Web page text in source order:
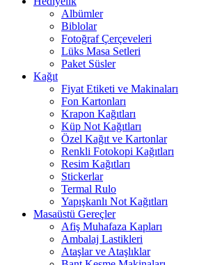
Albümler
Biblolar
Fotoğraf Çerçeveleri
Lüks Masa Setleri
Paket Süsler
Kağıt
Fiyat Etiketi ve Makinaları
Fon Kartonları
Krapon Kağıtları
Küp Not Kağıtları
Özel Kağıt ve Kartonlar
Renkli Fotokopi Kağıtları
Resim Kağıtları
Stickerlar
Termal Rulo
Yapışkanlı Not Kağıtları
Masaüstü Gereçler
Afiş Muhafaza Kapları
Ambalaj Lastikleri
Ataşlar ve Ataşlıklar